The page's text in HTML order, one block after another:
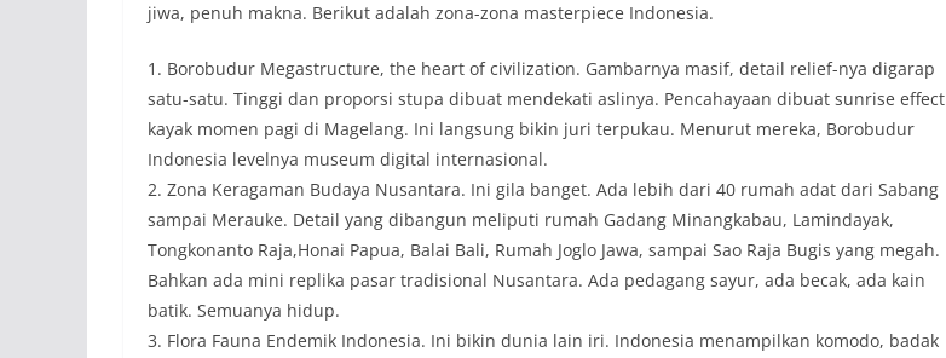
jiwa, penuh makna. Berikut adalah zona-zona masterpiece Indonesia.
1. Borobudur Megastructure, the heart of civilization. Gambarnya masif, detail relief-nya digarap
satu-satu. Tinggi dan proporsi stupa dibuat mendekati aslinya. Pencahayaan dibuat sunrise effect
kayak momen pagi di Magelang. Ini langsung bikin juri terpukau. Menurut mereka, Borobudur
Indonesia levelnya museum digital internasional.
2. Zona Keragaman Budaya Nusantara. Ini gila banget. Ada lebih dari 40 rumah adat dari Sabang
sampai Merauke. Detail yang dibangun meliputi rumah Gadang Minangkabau, Lamindayak,
Tongkonanto Raja,Honai Papua, Balai Bali, Rumah Joglo Jawa, sampai Sao Raja Bugis yang megah.
Bahkan ada mini replika pasar tradisional Nusantara. Ada pedagang sayur, ada becak, ada kain
batik. Semuanya hidup.
3. Flora Fauna Endemik Indonesia. Ini bikin dunia lain iri. Indonesia menampilkan komodo, badak